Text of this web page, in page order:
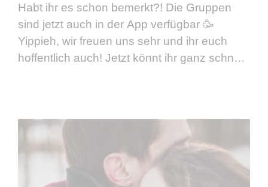
Habt ihr es schon bemerkt?! Die Gruppen
sind jetzt auch in der App verfügbar 🥳
Yippieh, wir freuen uns sehr und ihr euch
hoffentlich auch! Jetzt könnt ihr ganz schnell